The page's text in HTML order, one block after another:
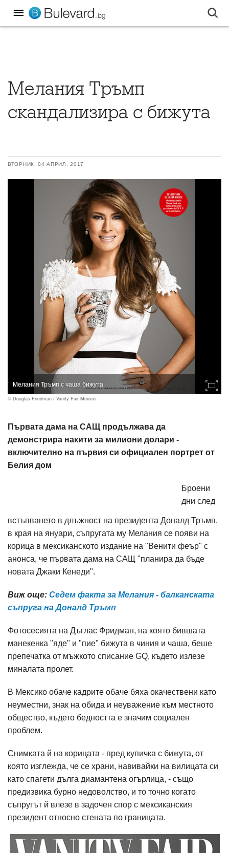
Мелания Тръмп
скандализира с бижута
ВТОРНИК, 04 АПРИЛ, 2017
Мелания Тръмп с чаша бижута
© Douglas Friedman / Vanity Fair Mexico
Първата дама на САЩ продължава да
демонстрира накити за милиони долари -
включително на първия си официален портрет от
Белия дом
Броени
дни след
встъпването в длъжност на президента Доналд Тръмп,
в края на януари, съпругата му Мелания се появи на
корица в мексиканското издание на "Венити феър" с
анонса, че първата дама на САЩ "планира да бъде
новата Джаки Кенеди".
Виж още: Седем факта за Мелания - балканската
съпруга на Доналд Тръмп
Фотосесията на Дъглас Фридман, на която бившата
манекенка "яде" и "пие" бижута в чиния и чаша, беше
препечатка от мъжкото списание GQ, където излезе
миналата пролет.
В Мексико обаче кадрите обаче бяха окачествени като
неуместни, знак на обида и неуважение към местното
общество, където бедността е значим социален
проблем.
Снимката й на корицата - пред купичка с бижута, от
която изглежда, че се храни, навивайки на вилицата си
като спагети дълга диамантена огърлица, - също
предизвика бурно недоволство, и то точно когато
съпругът й влезе в задочен спор с мексиканския
президент относно стената по границата.